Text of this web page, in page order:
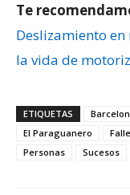
Te
Deslizamiento
la vida de
ETIQUETAS
El Paraguanero
Personas
Sucesos